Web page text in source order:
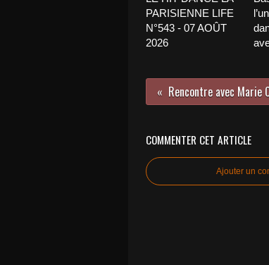
PARISIENNE LIFE
N°543 - 07 AOÛT
2026
COMMENTER CET ARTICLE
Ajouter un